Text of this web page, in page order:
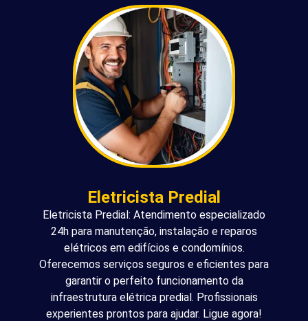
Eletricista Predial
Eletricista Predial: Atendimento especializado
24h para manutenção, instalação e reparos
elétricos em edifícios e condomínios.
Oferecemos serviços seguros e eficientes para
garantir o perfeito funcionamento da
infraestrutura elétrica predial. Profissionais
experientes prontos para ajudar. Ligue agora!